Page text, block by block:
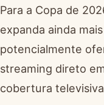
Para a Copa de
expanda ainda
potencialmente
streaming direto
cobertura